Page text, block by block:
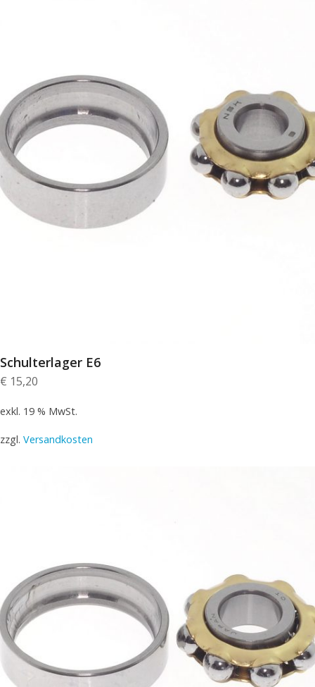
Schulterlager E6
€ 15,20
exkl. 19 % MwSt.
zzgl. Versandkosten